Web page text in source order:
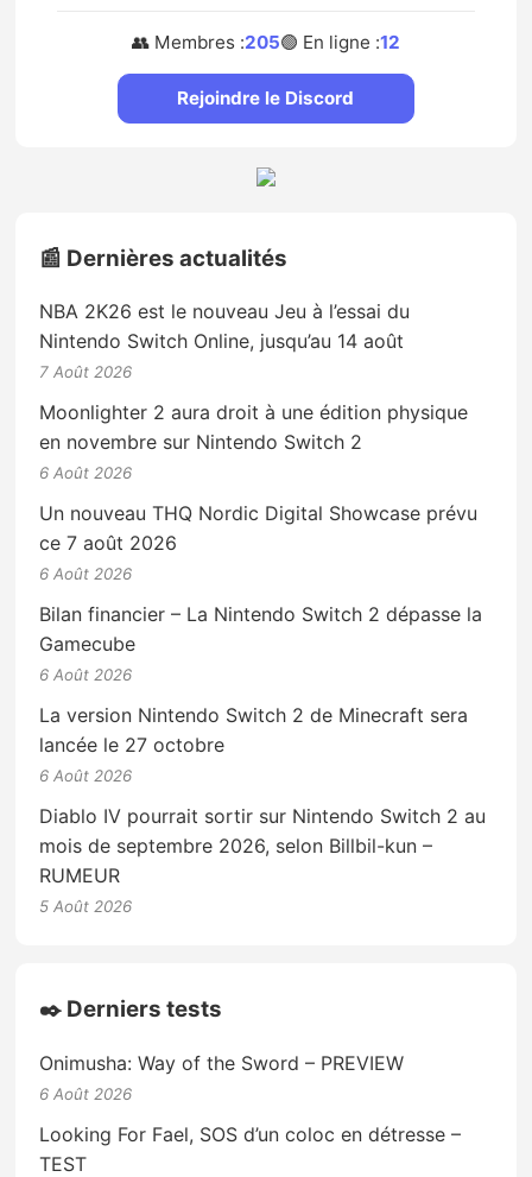
👥 Membres :205🟢 En ligne :12
Rejoindre le Discord
📰 Dernières actualités
NBA 2K26 est le nouveau Jeu à l’essai du
Nintendo Switch Online, jusqu’au 14 août
7 Août 2026
Moonlighter 2 aura droit à une édition physique
en novembre sur Nintendo Switch 2
6 Août 2026
Un nouveau THQ Nordic Digital Showcase prévu
ce 7 août 2026
6 Août 2026
Bilan financier – La Nintendo Switch 2 dépasse la
Gamecube
6 Août 2026
La version Nintendo Switch 2 de Minecraft sera
lancée le 27 octobre
6 Août 2026
Diablo IV pourrait sortir sur Nintendo Switch 2 au
mois de septembre 2026, selon Billbil-kun –
RUMEUR
5 Août 2026
✒️ Derniers tests
Onimusha: Way of the Sword – PREVIEW
6 Août 2026
Looking For Fael, SOS d’un coloc en détresse –
TEST